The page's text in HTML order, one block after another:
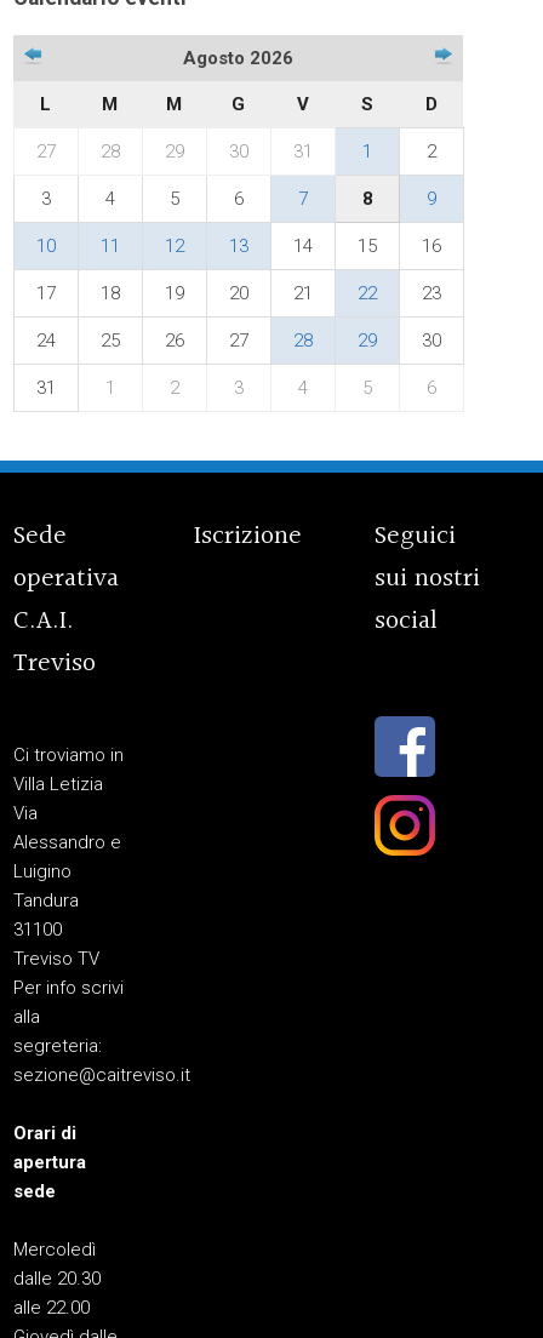
Agosto 2026
L M M G V S D
27 28 29 30 31 1 2
3 4 5 6 7 8 9
10 11 12 13 14 15 16
17 18 19 20 21 22 23
24 25 26 27 28 29 30
31 1 2 3 4 5 6
Sede
operativa
C.A.I.
Treviso
Ci troviamo in
Villa Letizia
Via
Alessandro e
Luigino
Tandura
31100
Treviso TV
Per info scrivi
alla
segreteria:
sezione@caitreviso.it
Orari di
apertura
sede
Mercoledì
dalle 20.30
alle 22.00
Iscrizione
Seguici
sui nostri
social